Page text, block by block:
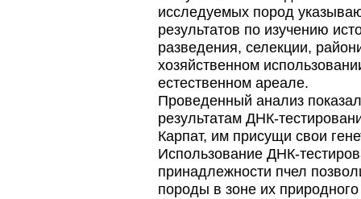
исследуемых пород
результатов по изучению
разведения, селекции,
хозяйственном
естественном ареале.
Проведенный анализ
результатам ДНК-
Карпат, им присущи свои
Использование ДНК-
принадлежности пчел
породы в зоне их